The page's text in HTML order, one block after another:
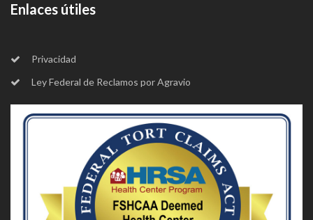
Enlaces útiles
Privacidad
Ley Federal de Reclamos por Agravio